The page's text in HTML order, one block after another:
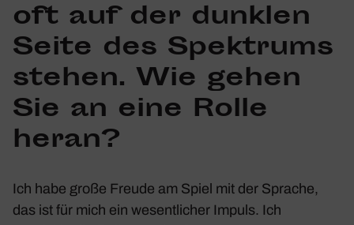
oft auf der dunklen
Seite des Spek­trums
stehen. Wie gehen
Sie an eine Rolle
heran?
Ich habe große Freude am Spiel mit der Sprache,
das ist für mich ein wesent­li­cher Impuls. Ich